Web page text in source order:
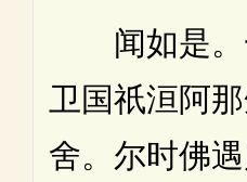
闻如是。
卫国祇洹阿
舍。尔时佛